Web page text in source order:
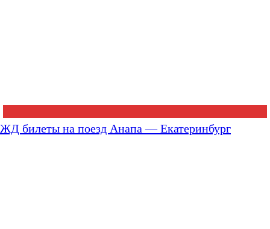
ЖД билеты на поезд Анапа — Екатеринбург